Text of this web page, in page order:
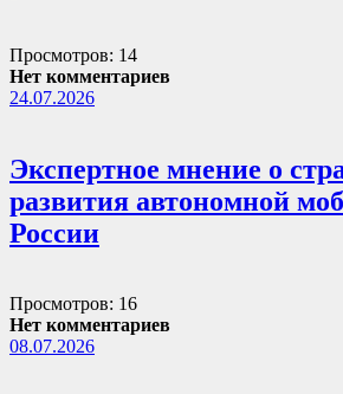
Просмотров: 14
Нет комментариев
24.07.2026
Экспертное мнение о
развития автономной
России
Просмотров: 16
Нет комментариев
08.07.2026